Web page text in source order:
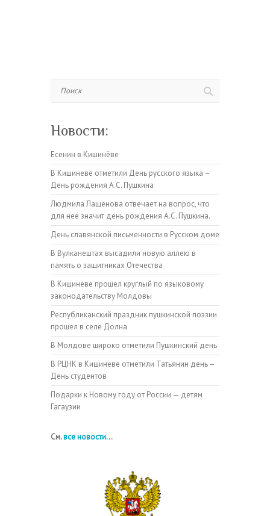
Новости:
Есенин в Кишинёве
В Кишиневе отметили День русского языка –
День рождения А.С. Пушкина
Людмила Лащенова отвечает на вопрос, что
для неё значит день рождения А.С. Пушкина.
День славянской письменности в Русском доме
В Вулканештах высадили новую аллею в
память о защитниках Отечества
В Кишиневе прошел круглый по языковому
законодательству Молдовы
Республиканский праздник пушкинской поэзии
прошел в селе Долна
В Молдове широко отметили Пушкинский день
В РЦНК в Кишиневе отметили Татьянин день –
День студентов
Подарки к Новому году от России — детям
Гагаузии
См.все новости...